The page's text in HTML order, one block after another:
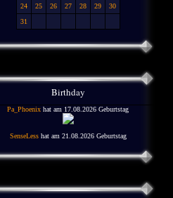
24
25 26 27 28 29
30
31
Birthday
Pa_Phoenix hat am 17.08.2026 Geburtstag
SenseLesshat am 21.08.2026 Geburtstag